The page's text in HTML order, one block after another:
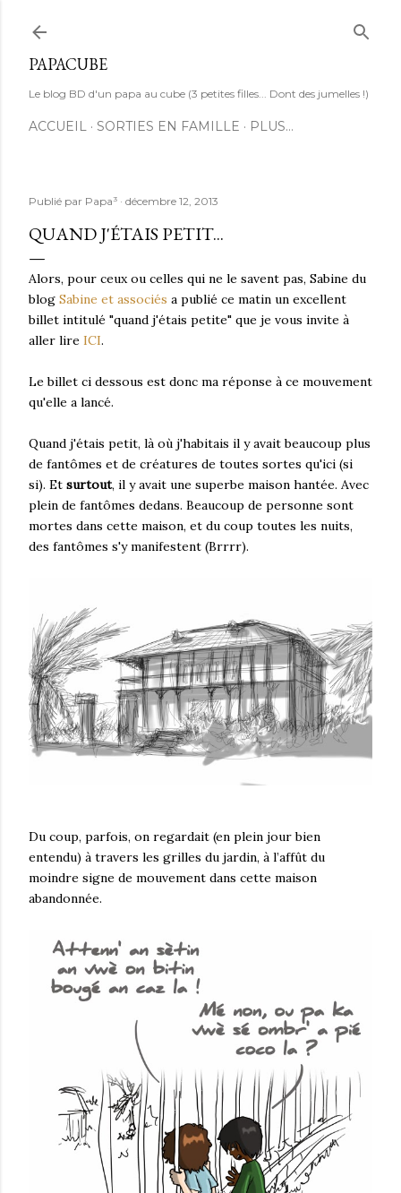
PAPACUBE
Le blog BD d'un papa au cube (3 petites filles... Dont des jumelles !)
ACCUEIL SORTIES EN FAMILLE PLUS…
Publié par Papa³ décembre 12, 2013
QUAND J'ÉTAIS PETIT...
Alors, pour ceux ou celles qui ne le savent pas, Sabine du
blog Sabine et associés a publié ce matin un excellent
billet intitulé "quand j'étais petite" que je vous invite à
aller lire ICI.
Le billet ci dessous est donc ma réponse à ce mouvement
qu'elle a lancé.
Quand j'étais petit, là où j'habitais il y avait beaucoup plus
de fantômes et de créatures de toutes sortes qu'ici (si
si). Et surtout, il y avait une superbe maison hantée. Avec
plein de fantômes dedans. Beaucoup de personne sont
mortes dans cette maison, et du coup toutes les nuits,
des fantômes s'y manifestent (Brrrr).
Du coup, parfois, on regardait (en plein jour bien
entendu) à travers les grilles du jardin, à l’affût du
moindre signe de mouvement dans cette maison
abandonnée.